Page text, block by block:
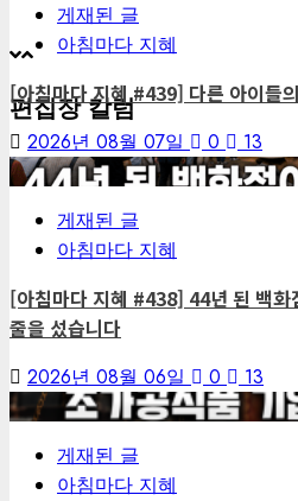
게재된 글
아침마다 지혜
[아침마다 지혜 #439] 다른 아이들
2026년 08월 07일 0
13
5
게재된 글
아침마다 지혜
[아침마다 지혜 #438] 44년 된 백화
줄을 섰습니다
2026년 08월 06일 0
13
6
게재된 글
아침마다 지혜
편집장 칼럼